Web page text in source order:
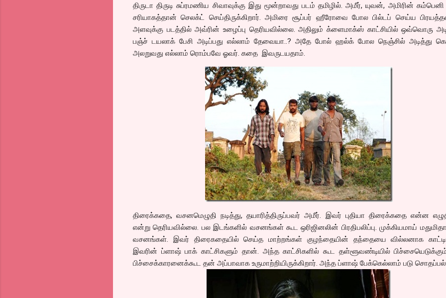
திருடா திருடி சுப்ரமணிய சிவாவுக்கு இது மூன்றாவது படம் தமிழில். அமீர், யுவன், அமிரின்
சரியாகத்தான் செலக்ட் செய்திருக்கிறார். அமிரை சூப்பர் ஹீரோவை போல பில்டப் செய்ய
அளவுக்கு படத்தில் அவ்ரின் உழைப்பு தெரியவில்லை. அதிலும் க்ளைமாக்ஸ் காட்சியில் ஒவ்வொரு
பஞ்ச் டயலாக் பேசி அடிப்பது எல்லாம் தேவையா..? அதே போல் ஹல்க் போல நெஞ்சில் அடித்து
அலறுவது எல்லாம் ரொம்பவே ஓவர். கதை இவருடயதாம்.
திரைக்கதை, வசனமெழுதி நடித்து, தயாரித்திருப்பவர் அமீர். இவர் புதியா திரைக்கதை என்ன
என்று தெரியவில்லை. பல இடங்களில் வசனங்கள் கூட ஒரிஜினலின் பிரதிபலிப்பு. முக்கியமாய்
வசனங்கள். இவர் திரைகதையில் செய்த மாற்றங்கள் குழந்தையின் தந்தையை வில்லனாக
இவரின் ப்ளாஷ் பாக் காட்சிகளும் தான். அந்த காட்சிகளில் கூட தள்ளூவண்டியில்
பிச்சைக்காரனைக்கூட தன் அப்பாவாக உருமாற்றியிருக்கிறார். அந்த ப்ளாஷ் பேக்கெல்லாம் படு சொதப்பல்.